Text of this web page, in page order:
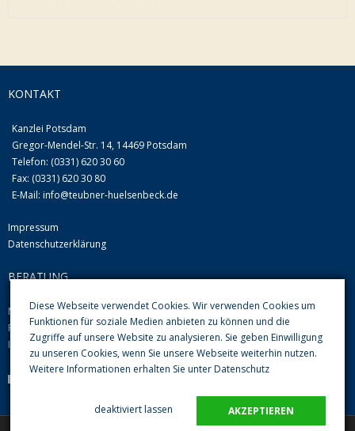
KONTAKT
Kanzlei Potsdam
Gregor-Mendel-Str. 14, 14469 Potsdam
Telefon: (0331) 620 30 60
Fax: (0331) 620 30 80
E-Mail: info@teubner-huelsenbeck.de
Impressum
Datenschutzerklärung
BERATUNG
Mo-Do von 09.00 Uhr-12.00 Uhr und 13.00-16.00 Uhr
Fr 08.00 Uhr-12.00 Uhr
Im Übrigen nach Vereinbarung
Diese Webseite verwendet Cookies. Wir verwenden Cookies um
Funktionen für soziale Medien anbieten zu können und die
Zugriffe auf unsere Website zu analysieren. Sie geben Einwilligung
zu unseren Cookies, wenn Sie unsere Webseite weiterhin nutzen.
Weitere Informationen erhalten Sie unterDatenschutz
AKZEPTIEREN
deaktiviert lassen